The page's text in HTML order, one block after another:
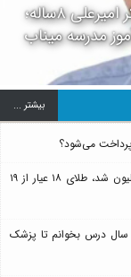
فیلم/ دفن یک لنگه کفش به جای پیکر امیرعلی ۸ساله؛
مدرسه میناب
بيشتر ...
پرداخت می‌شود؟
قیمت طلا، سکه و دلار امروز شنبه ۱۷ مرداد؛ سکه ۱۹۰ میلیون شد، طلای ۱۸ عیار از ۱۹
بازداشت دو جراح زیبایی قلابی/ متهم: حوصله نداشتم ۸ سال درس بخوانم تا پزشک